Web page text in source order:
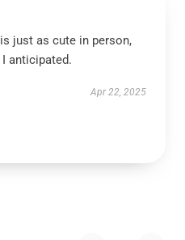
just as cute in person,
anticipated.
Apr 22, 2025